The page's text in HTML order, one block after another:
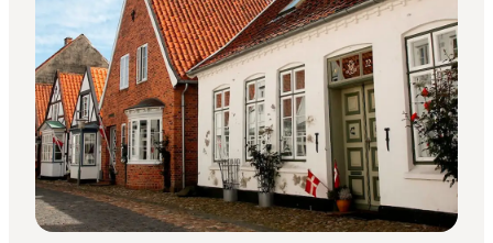
Reisemål
Aktiviteter
Overnatting
Planlegg reisen